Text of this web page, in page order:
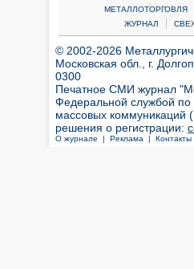
МЕТАЛЛОТОРГОВЛЯ
ЖУРНАЛ
|
© 2002-2026
Московская обл., г.
0300
Печатное СМИ журнал
Федеральной службой
массовых коммуникаций
решения о регистрации:
О журнале | Реклама | Контакты